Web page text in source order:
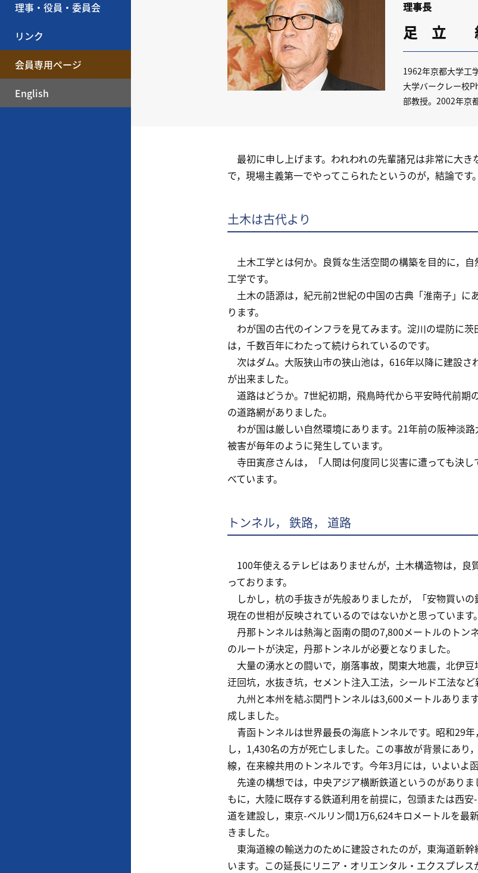
理事・役員・委員会
リンク
会員専用ページ
English
理事長
足 立
1962年京都大学工
大学バークレー校
部教授。2002年京
最初に申し上げます。われわれの先輩諸兄は非常に大
で，現場主義第一でやってこられたというのが，結論です。
土木は古代より
土木工学とは何か。良質な生活空間の構築を目的に，
工学です。
土木の語源は，紀元前2世紀の中国の古典「淮南子」に
ります。
わが国の古代のインフラを見てみます。淀川の堤防に
は，千数百年にわたって続けられているのです。
次はダム。大阪狭山市の狭山池は，616年以降に建設さ
が出来ました。
道路はどうか。7世紀初期，飛鳥時代から平安時代前期
の道路網がありました。
わが国は厳しい自然環境にあります。21年前の阪神淡
被害が毎年のように発生しています。
寺田寅彦さんは，「人間は何度同じ災害に遭っても決
べています。
トンネル， 鉄路， 道路
100年使えるテレビはありませんが，土木構造物は，
っております。
しかし，杭の手抜きが先般ありましたが，「安物買い
現在の世相が反映されているのではないかと思っています。
丹那トンネルは熱海と函南の間の7,800メートルのトン
のルートが決定，丹那トンネルが必要となりました。
大量の湧水との闘いで，崩落事故，関東大地震，北伊
迂回坑，水抜き坑，セメント注入工法，シールド工法など
九州と本州を結ぶ関門トンネルは3,600メートルありま
成しました。
青函トンネルは世界最長の海底トンネルです。昭和29
し，1,430名の方が死亡しました。この事故が背景にあ
線，在来線共用のトンネルです。今年3月には，いよいよ
先達の構想では，中央アジア横断鉄道というのがあり
もに，大陸に既存する鉄道利用を前提に，包頭または西
道を建設し，東京-ベルリン間1万6,624キロメートルを最
きました。
東海道線の輸送力のために建設されたのが，東海道新
います。この延長にリニア・オリエンタル・エクスプレ